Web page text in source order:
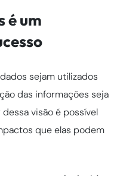
é um
sejam utilizados
das informações seja
visão é possível
que elas podem